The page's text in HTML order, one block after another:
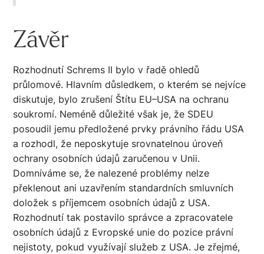
Závěr
Rozhodnutí Schrems II bylo v řadě ohledů
průlomové. Hlavním důsledkem, o kterém se nejvíce
diskutuje, bylo zrušení Štítu EU–USA na ochranu
soukromí. Neméně důležité však je, že SDEU
posoudil jemu předložené prvky právního řádu USA
a rozhodl, že neposkytuje srovnatelnou úroveň
ochrany osobních údajů zaručenou v Unii.
Domníváme se, že nalezené problémy nelze
překlenout ani uzavřením standardních smluvních
doložek s příjemcem osobních údajů z USA.
Rozhodnutí tak postavilo správce a zpracovatele
osobních údajů z Evropské unie do pozice právní
nejistoty, pokud využívají služeb z USA. Je zřejmé,